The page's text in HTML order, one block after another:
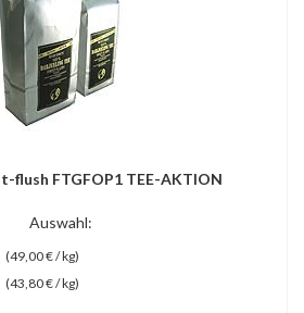
flush FTGFOP1 TEE-AKTION
Auswahl:
(49,00 € / kg)
(43,80 € / kg)